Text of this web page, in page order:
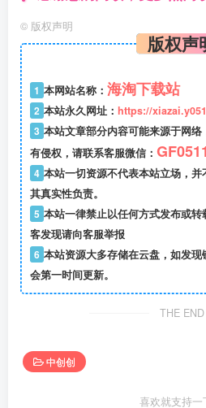
© 版权声明
版权声
1 本网站名称： 海淘下载站
2 本站永久网址： https://
3 本站文章部分内容可能来源于网
有侵权，请联系客服微信： GF0511
4 本站一切资源不代表本站立场，
其真实性负责。
5 本站一律禁止以任何方式发布或
客发现请向客服举报
6 本站资源大多存储在云盘，如发
会第一时间更新。
THE END
中创创
喜欢就支持一